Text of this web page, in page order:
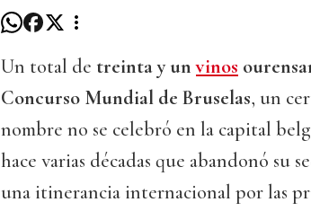
Un total de treinta y unvinos
Concurso Mundial de Bruselas, un
nombre no se celebró en la capital
hace varias décadas que abandonó su
una itinerancia internacional por las